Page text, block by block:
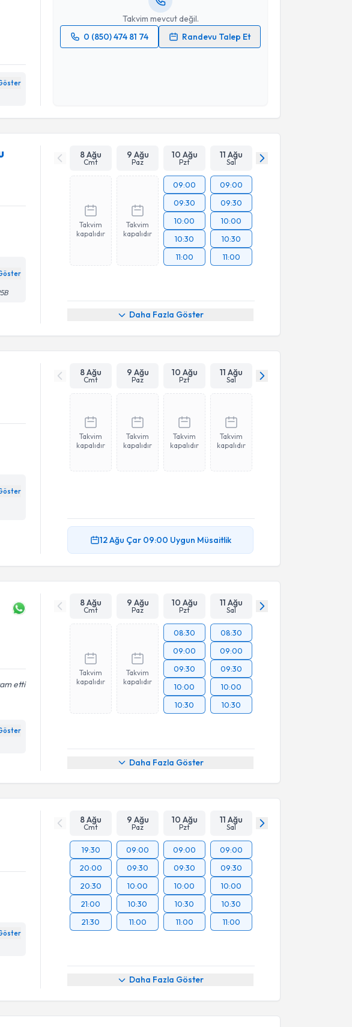
Takvim mevcut değil.
0 (850) 474 81 74
Randevu Talep Et
Takvim Talebini Gönder
8 Ağu
Cmt
9 Ağu
Paz
10 Ağu
Pzt
11 Ağu
Sal
Takvim
kapalıdır
Takvim
kapalıdır
09:00
09:30
10:00
10:30
11:00
09:00
09:30
10:00
10:30
11:00
Daha Fazla Göster
8 Ağu
Cmt
9 Ağu
Paz
10 Ağu
Pzt
11 Ağu
Sal
Takvim
kapalıdır
Takvim
kapalıdır
Takvim
kapalıdır
Takvim
kapalıdır
12 Ağu Çar 09:00 Uygun Müsaitlik
etti
8 Ağu
Cmt
9 Ağu
Paz
10 Ağu
Pzt
11 Ağu
Sal
Takvim
kapalıdır
Takvim
kapalıdır
08:30
09:00
09:30
10:00
10:30
08:30
09:00
09:30
10:00
10:30
Daha Fazla Göster
8 Ağu
Cmt
9 Ağu
Paz
10 Ağu
Pzt
11 Ağu
Sal
19:30
20:00
20:30
21:00
21:30
09:00
09:30
10:00
10:30
11:00
09:00
09:30
10:00
10:30
11:00
09:00
09:30
10:00
10:30
11:00
Daha Fazla Göster